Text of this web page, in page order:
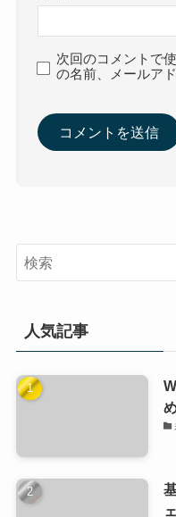
次回のコメントで
の名前、メールア
人気記事